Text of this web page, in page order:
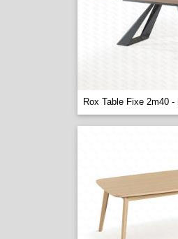
Rox Table Fixe 2m40 -